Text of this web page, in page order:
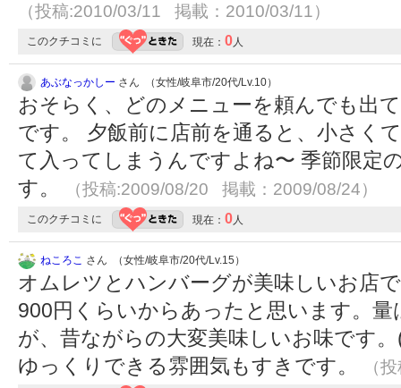
（投稿:2010/03/11 掲載：2010/03/11）
このクチコミに 現在： 0人
あぶなっかしー さん （女性/岐阜市/20代/Lv.10）
おそらく、どのメニューを頼んでも出
です。 夕飯前に店前を通ると、小さく
て入ってしまうんですよね〜 季節限定
す。
（投稿:2009/08/20 掲載：2009/08/24）
このクチコミに 現在： 0人
ねころこ さん （女性/岐阜市/20代/Lv.15）
オムレツとハンバーグが美味しいお店
900円くらいからあったと思います。
が、昔ながらの大変美味しいお味です
ゆっくりできる雰囲気もすきです。
（